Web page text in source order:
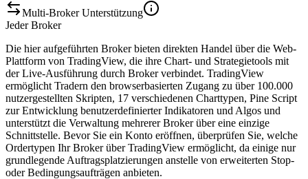
Multi-Broker Unterstützung
Jeder Broker
Die hier aufgeführten Broker bieten direkten Handel über die Web-
Plattform von TradingView, die ihre Chart- und Strategietools mit
der Live-Ausführung durch Broker verbindet. TradingView
ermöglicht Tradern den browserbasierten Zugang zu über 100.000
nutzergestellten Skripten, 17 verschiedenen Charttypen, Pine Script
zur Entwicklung benutzerdefinierter Indikatoren und Algos und
unterstützt die Verwaltung mehrerer Broker über eine einzige
Schnittstelle. Bevor Sie ein Konto eröffnen, überprüfen Sie, welche
Ordertypen Ihr Broker über TradingView ermöglicht, da einige nur
grundlegende Auftragsplatzierungen anstelle von erweiterten Stop-
oder Bedingungsaufträgen anbieten.